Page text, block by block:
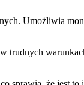
Umożliwia
trudnych